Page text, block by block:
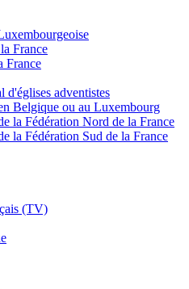
France
France
d'églises adventistes
Belgique ou au Luxembourg
la Fédération Nord de la France
la Fédération Sud de la France
(TV)